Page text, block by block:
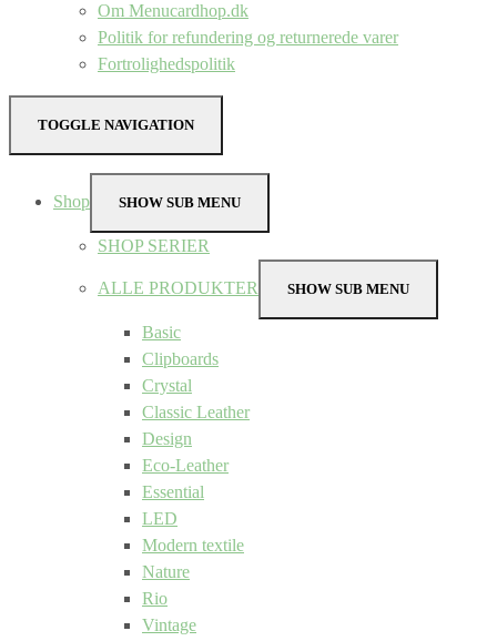
Om Menucardhop.dk
Politik for refundering og returnerede varer
Fortrolighedspolitik
TOGGLE NAVIGATION
Shop SHOW SUB MENU
SHOP SERIER
ALLE PRODUKTER SHOW SUB MENU
Basic
Clipboards
Crystal
Classic Leather
Design
Eco-Leather
Essential
LED
Modern textile
Nature
Rio
Vintage